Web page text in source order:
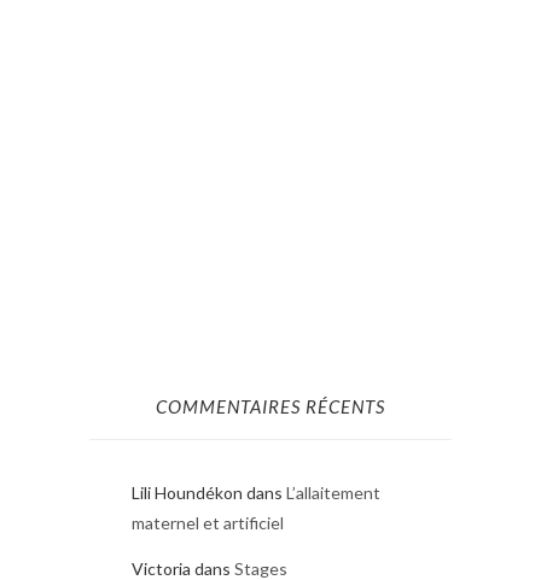
COMMENTAIRES RÉCENTS
Lili Houndékon dans L’allaitement
maternel et artificiel
Victoria dans Stages